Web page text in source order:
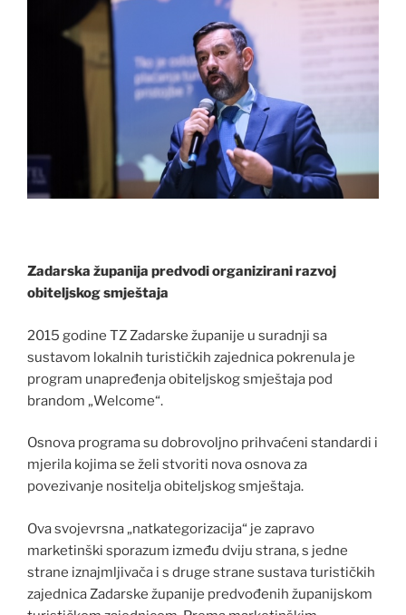
Zadarska županija predvodi organizirani razvoj
obiteljskog smještaja
2015 godine TZ Zadarske županije u suradnji sa
sustavom lokalnih turističkih zajednica pokrenula je
program unapređenja obiteljskog smještaja pod
brandom „Welcome“.
Osnova programa su dobrovoljno prihvaćeni standardi i
mjerila kojima se želi stvoriti nova osnova za
povezivanje nositelja obiteljskog smještaja.
Ova svojevrsna „natkategorizacija“ je zapravo
marketinški sporazum između dviju strana, s jedne
strane iznajmljivača i s druge strane sustava turističkih
zajednica Zadarske županije predvođenih županijskom